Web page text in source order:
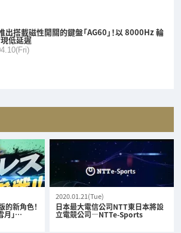
出搭載磁性開關的鍵盤「AG60」！以 8000Hz 輪
低延遲
新角色！
月」…
2020.01.21(Tue)
日本最大電信公司NTT東日本將設
立電競公司—NTTe-Sports